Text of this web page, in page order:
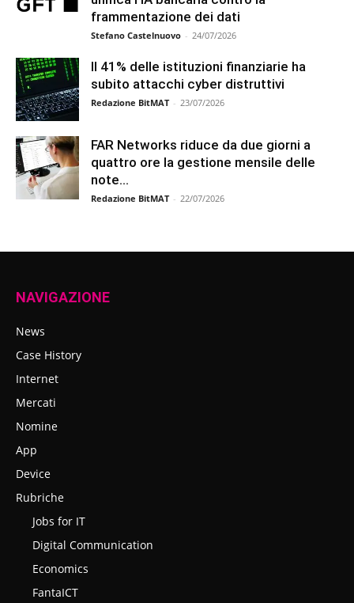
frammentazione dei dati
Stefano Castelnuovo - 24/07/2026
Il 41% delle istituzioni finanziarie ha
subito attacchi cyber distruttivi
Redazione BitMAT - 23/07/2026
FAR Networks riduce da due giorni a
quattro ore la gestione mensile delle
note...
Redazione BitMAT - 22/07/2026
NAVIGAZIONE
News
Case History
Internet
Mercati
Nomine
App
Device
Rubriche
Jobs for IT
Digital Communication
Economics
FantaICT